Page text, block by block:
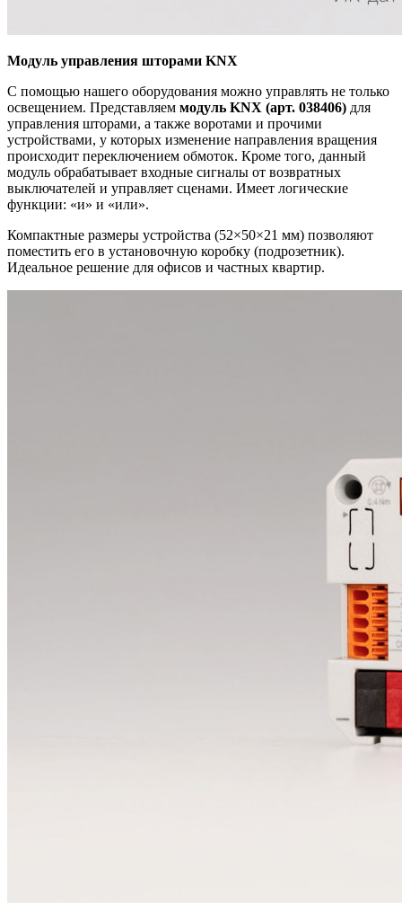
Модуль управления шторами KNX
С помощью нашего оборудования можно управлять не только
освещением. Представляем модуль KNX (арт. 038406) для
управления шторами, а также воротами и прочими
устройствами, у которых изменение направления вращения
происходит переключением обмоток. Кроме того, данный
модуль обрабатывает входные сигналы от возвратных
выключателей и управляет сценами. Имеет логические
функции: «и» и «или».
Компактные размеры устройства (52×50×21 мм) позволяют
поместить его в установочную коробку (подрозетник).
Идеальное решение для офисов и частных квартир.